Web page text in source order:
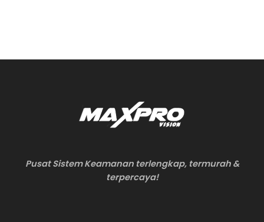
Pusat Sistem Keamanan terlengkap, termurah &
terpercaya!